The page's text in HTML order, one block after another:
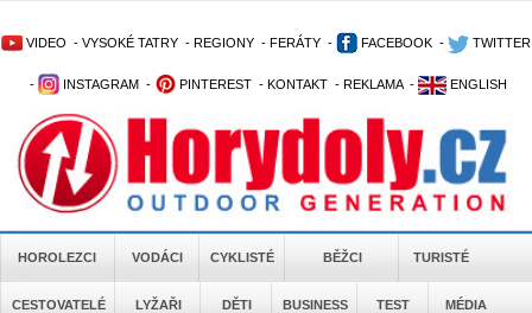
VIDEO - VYSOKÉ TATRY - REGIONY - FERÁTY - FACEBOOK - TWITTER
- INSTAGRAM - PINTEREST - KONTAKT - REKLAMA - ENGLISH
HOROLEZCI VODÁCI CYKLISTÉ BĚŽCI TURISTÉ
CESTOVATELÉ LYŽAŘI DĚTI BUSINESS TEST MÉDIA